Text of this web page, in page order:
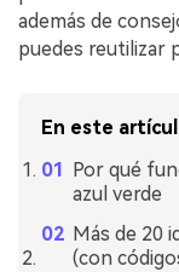
además de
puedes reutilizar
En este
Por qué
azul verde
Más de 20
(con